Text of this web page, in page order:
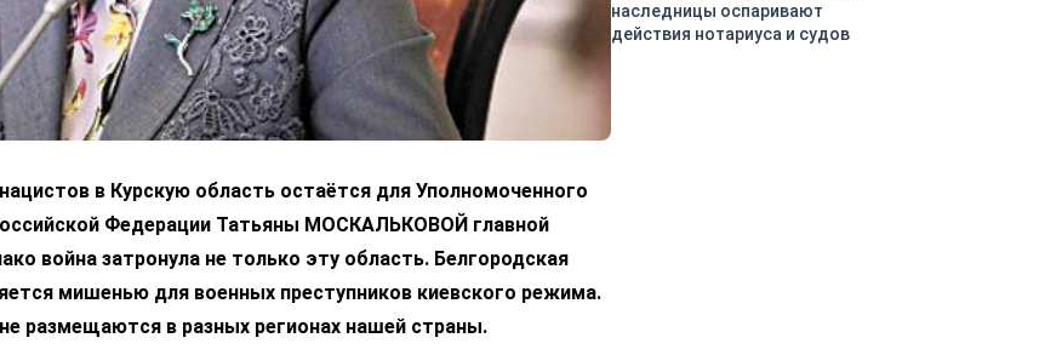
в Курскую область остаётся для Уполномоченного
Федерации Татьяны МОСКАЛЬКОВОЙ главной
война затронула не только эту область. Белгородская
мишенью для военных преступников киевского режима.
размещаются в разных регионах нашей страны.
наследницы оспаривают
действия нотариуса и судов